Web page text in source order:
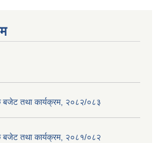
बजेट तथा कार्यक्रम, २०८२/०८३
बजेट तथा कार्यक्रम, २०८१/०८२